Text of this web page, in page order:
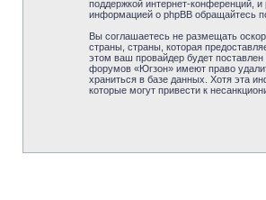
поддержкой интернет-конференций,
информацией о phpBB обращайтесь
Вы соглашаетесь не размещать
страны, страны, которая
этом ваш провайдер будет
форумов «Югзон» имеют право
храниться в базе данных. Хотя эта
которые могут привести к